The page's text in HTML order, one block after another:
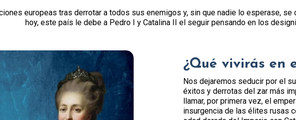
europeas tras derrotar a todos sus enemigos y, sin que nadie lo esperase,
hoy, este país le debe a Pedro I y Catalina II el seguir pensando en los
¿Qué vivirás en
Nos dejaremos seducir por el
éxitos y derrotas del zar más
llamar, por primera vez, el
insurgencia de las élites rusas